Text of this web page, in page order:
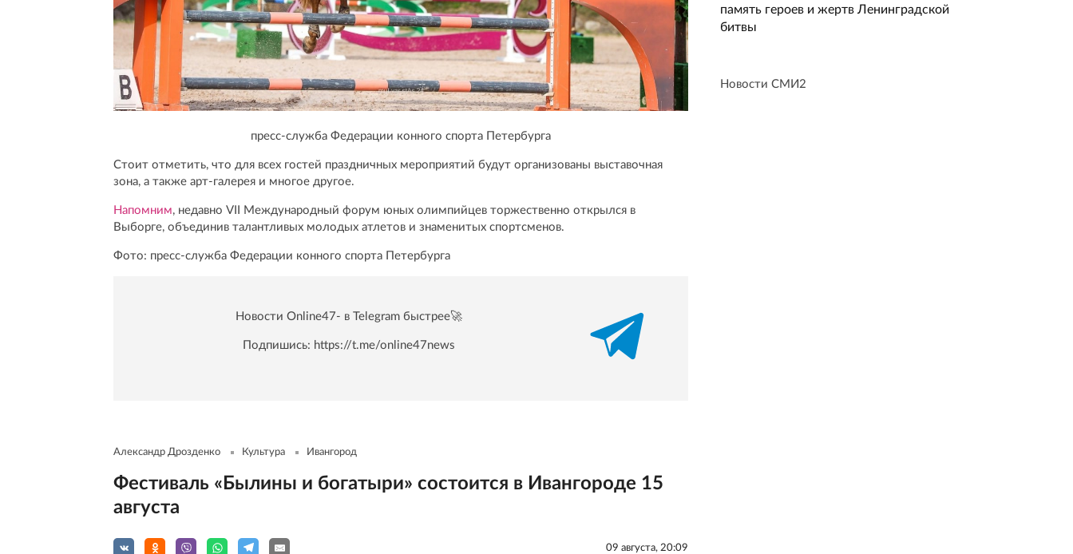
пресс-служба Федерации конного спорта Петербурга
Стоит отметить, что для всех гостей праздничных мероприятий будут организованы выставочная
зона, а также арт-галерея и многое другое.
Напомним, недавно VII Международный форум юных олимпийцев торжественно открылся в
Выборге, объединив талантливых молодых атлетов и знаменитых спортсменов.
Фото: пресс-служба Федерации конного спорта Петербурга
Новости Online47- в Telegram быстрее🚀
Подпишись: https://t.me/online47news
Александр Дрозденко Культура Ивангород
Фестиваль «Былины и богатыри» состоится в Ивангороде 15
августа
09 августа, 20:09
память героев и жертв Ленинградской
битвы
Новости СМИ2